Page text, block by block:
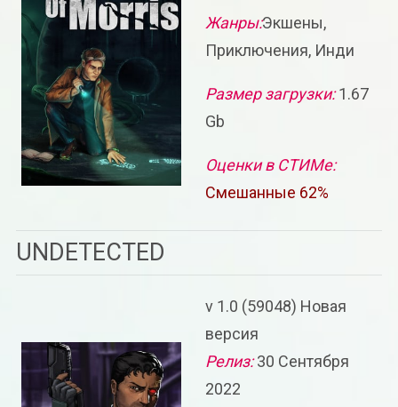
Жанры:Экшены,
Приключения, Инди
Размер загрузки:1.67
Gb
Оценки в СТИМе:
Смешанные 62%
UNDETECTED
v 1.0 (59048) Новая
версия
Релиз:30 Сентября
2022